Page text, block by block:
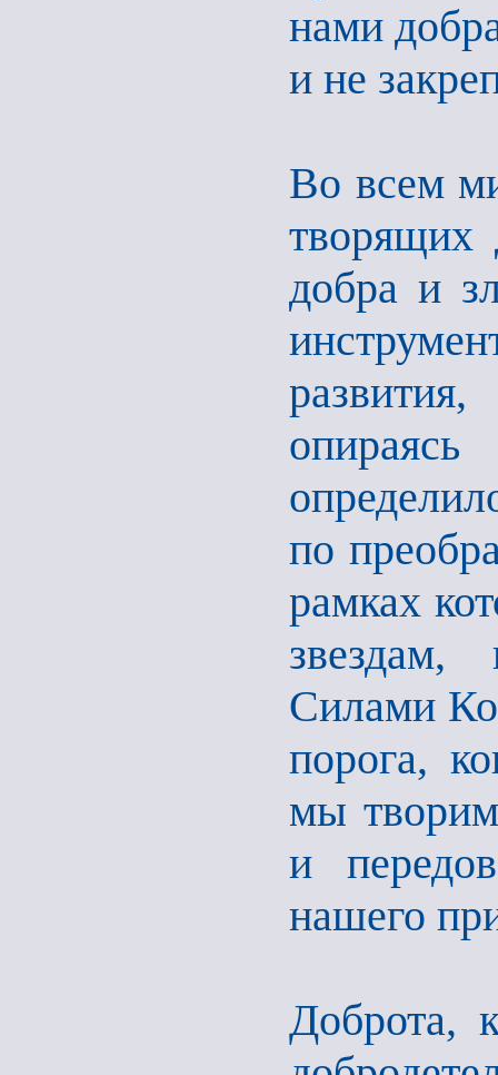
нами
и не
Во всем
творящих
добра и
по
рамках
Силами
порога,
мы
и
нашего
Доброта,